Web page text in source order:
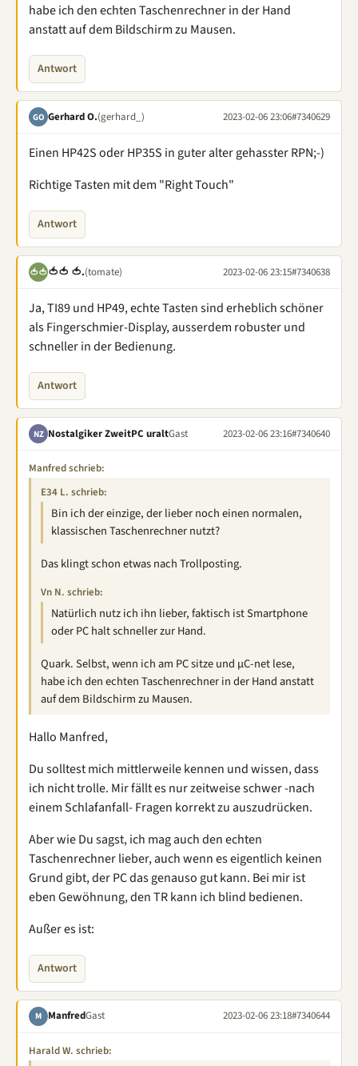
habe ich den echten Taschenrechner in der Hand
anstatt auf dem Bildschirm zu Mausen.
Antwort
GO Gerhard O.(gerhard_) 2023-02-06 23:06#7340629
Einen HP42S oder HP35S in guter alter gehasster RPN;-)
Richtige Tasten mit dem "Right Touch"
Antwort
🍅🍅🍅🍅 🍅.(tomate) 2023-02-06 23:15#7340638
Ja, TI89 und HP49, echte Tasten sind erheblich schöner
als Fingerschmier-Display, ausserdem robuster und
schneller in der Bedienung.
Antwort
NZ Nostalgiker ZweitPC uraltGast 2023-02-06 23:16#7340640
Manfred schrieb:
E34 L. schrieb:
Bin ich der einzige, der lieber noch einen normalen,
klassischen Taschenrechner nutzt?
Das klingt schon etwas nach Trollposting.
Vn N. schrieb:
Natürlich nutz ich ihn lieber, faktisch ist Smartphone
oder PC halt schneller zur Hand.
Quark. Selbst, wenn ich am PC sitze und µC-net lese,
habe ich den echten Taschenrechner in der Hand anstatt
auf dem Bildschirm zu Mausen.
Hallo Manfred,
Du solltest mich mittlerweile kennen und wissen, dass
ich nicht trolle. Mir fällt es nur zeitweise schwer -nach
einem Schlafanfall- Fragen korrekt zu auszudrücken.
Aber wie Du sagst, ich mag auch den echten
Taschenrechner lieber, auch wenn es eigentlich keinen
Grund gibt, der PC das genauso gut kann. Bei mir ist
eben Gewöhnung, den TR kann ich blind bedienen.
Außer es ist:
Antwort
M ManfredGast 2023-02-06 23:18#7340644
Harald W. schrieb: